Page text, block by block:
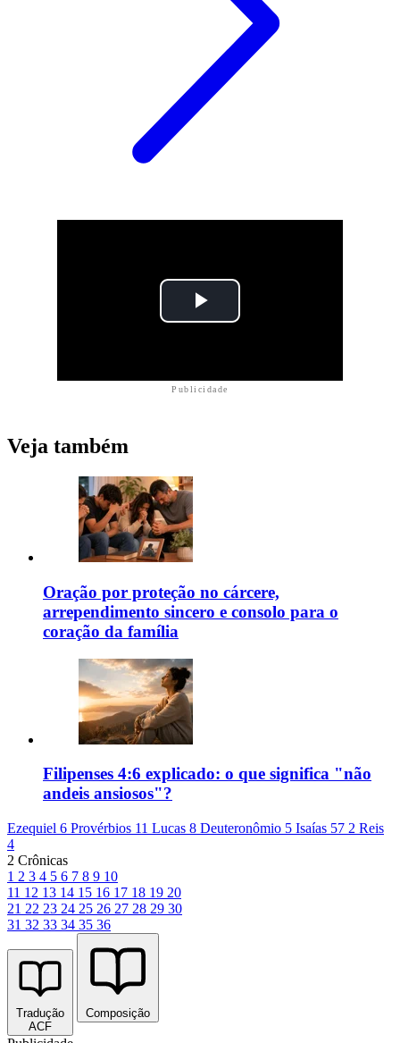
Publicidade
Veja também
Oração por proteção no cárcere,
arrependimento sincero e consolo para o
coração da família
Filipenses 4:6 explicado: o que significa "não
andeis ansiosos"?
Ezequiel 6 Provérbios 11 Lucas 8 Deuteronômio 5 Isaías 57 2 Reis
4
2 Crônicas
1 2 3 4 5 6 7 8 9 10
11 12 13 14 15 16 17 18 19 20
21 22 23 24 25 26 27 28 29 30
31 32 33 34 35 36
Tradução
ACF
Composição